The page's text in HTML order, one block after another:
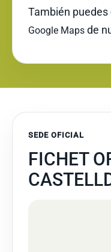
También puedes
Google Maps de
SEDE OFICIAL
FICHET